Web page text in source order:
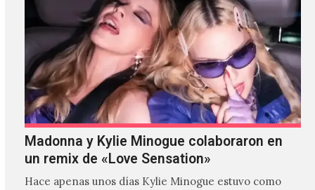
Madonna y Kylie Minogue colaboraron en
un remix de «Love Sensation»
Hace apenas unos días Kylie Minogue estuvo como